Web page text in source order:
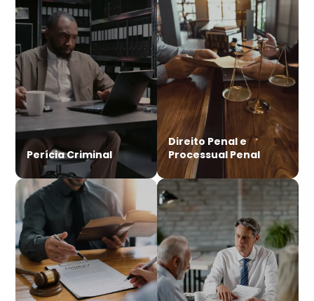
Perícia Criminal
Direito Penal e
Processual Penal